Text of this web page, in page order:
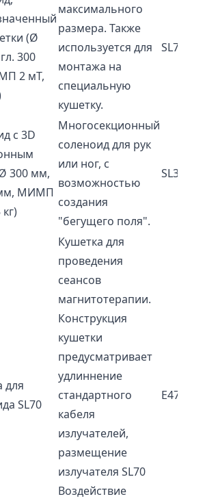
(Ø
300
2 мТ,
максимального
размера. Также
используется для
монтажа на
специальную
кушетку.
SL70
с 3D
300 мм,
мм, МИМП
Многосекционный
соленоид для рук
или ног, с
возможностью
создания
"бегущего поля".
SL30-3D
для
SL70
Кушетка для
проведения
сеансов
магнитотерапии.
Конструкция
кушетки
предусматривает
удлиннение
стандартного
кабеля
излучателей,
размещение
излучателя SL70
Воздействие
E4716